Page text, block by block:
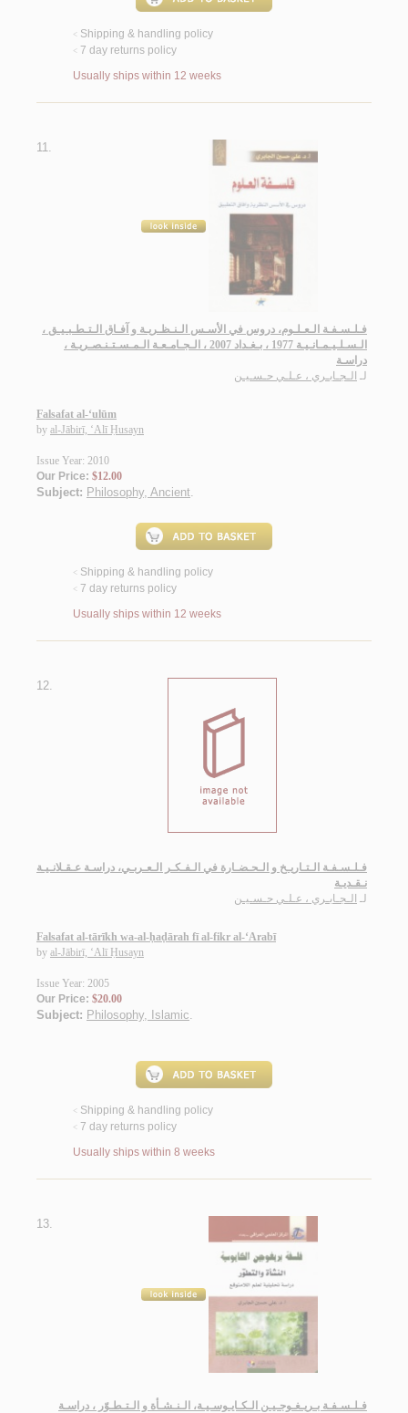
< Shipping & handling policy
< 7 day returns policy
Usually ships within 12 weeks
11.
فـلـسـفـة الـعـلـوم، دروس في الأسـس الـنـظـريـة و آفـاق الـتـطـبـيـق ،
الـسـلـيـمـانـيـة 1977 ، بـغـداد 2007 ، الـجـامـعـة الـمـسـتـنـصـريـة ،
دراسـة
لـ الـجـابـري ، عـلـي حـسـيـن
Falsafat al-‘ulūm
by al-Jābirī, ‘Alī Ḥusayn
Issue Year: 2010
Our Price: $12.00
Subject: Philosophy, Ancient.
< Shipping & handling policy
< 7 day returns policy
Usually ships within 12 weeks
12.
فـلـسـفـة الـتـاريـخ و الـحـضـارة في الـفـكـر الـعـربـي، دراسـة عـقـلانـيـة
نـقـديـة
لـ الـجـابـري ، عـلـي حـسـيـن
Falsafat al-tārīkh wa-al-ḥaḍārah fī al-fikr al-‘Arabī
by al-Jābirī, ‘Alī Ḥusayn
Issue Year: 2005
Our Price: $20.00
Subject: Philosophy, Islamic.
< Shipping & handling policy
< 7 day returns policy
Usually ships within 8 weeks
13.
فـلـسـفـة بـريـغـوجـيـن الـكـايـوسـيـة، الـنـشـأة و الـتـطـوّر ، دراسـة